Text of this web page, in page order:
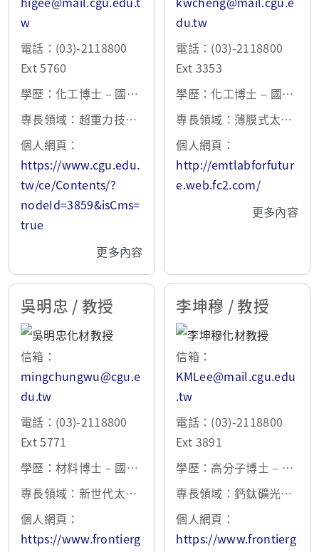
w
電話：(03)-2118800
Ext 5760
學歷：化工博士 – 國立
台灣大學 1999
專長領域：超重力技
術、新穎水處理技術
個人網頁：
https://www.cgu.edu.
tw/ce/Contents/?
nodeId=3859&isCms=
true
更多內容
du.tw
電話：(03)-2118800
Ext 3353
學歷：化工博士 – 國立
台灣大學 2002
專長領域：薄膜式太陽
能電池製備技術、觸媒
化學與界面反應工程、
光電化學反應技術、金
量測、生醫材料與3D列
個人網頁：
http://emtlabforfutur
e.web.fc2.com/
更多內容
吳明忠 / 教授
信箱：
mingchungwu@cgu.e
du.tw
電話：(03)-2118800
Ext 5771
學歷：材料博士 – 國立
台灣大學 2008
專長領域：新世代太陽
能電池、氫能材料與系
統製造、拓樸材料與能
個人網頁：
https://www.frontierg
李坤穆 / 教授
信箱：
KMLee@mail.cgu.edu
.tw
電話：(03)-2118800
Ext 3891
學歷：高分子博士 – 國
立台灣大學 2008
專長領域：鈣鈦礦光伏
電池與模組技術、太陽
能電池穩定性及可靠度
個人網頁：
https://www.frontierg